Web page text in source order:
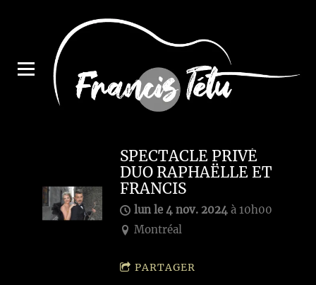
SPECTACLE PRIVÉ
DUO RAPHAËLLE ET
FRANCIS
lun le 4 nov. 2024à 10h00
Montréal
PARTAGER